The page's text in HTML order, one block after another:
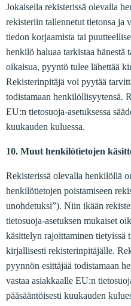
Jokaisella rekisterissä olevalla
rekisteriin tallennetut tietonsa ja
tiedon korjaamista tai
henkilö haluaa tarkistaa
oikaisua, pyyntö tulee lähettää
Rekisterinpitäjä voi pyytää
todistamaan henkilöllisyytensä.
EU:n tietosuoja-asetuksessa
kuukauden kuluessa.
10. Muut henkilötietojen
Rekisterissä olevalla henkilöllä
henkilötietojen poistamiseen
unohdetuksi”). Niin ikään
tietosuoja-asetuksen mukaiset
käsittelyn rajoittaminen tietyissä
kirjallisesti rekisterinpitäjälle.
pyynnön esittäjää todistamaan
vastaa asiakkaalle EU:n
pääsääntöisesti kuukauden